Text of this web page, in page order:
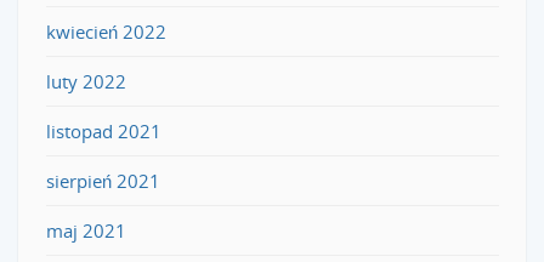
kwiecień 2022
luty 2022
listopad 2021
sierpień 2021
maj 2021